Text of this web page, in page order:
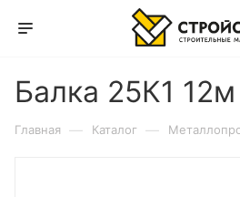
Балка 25К1
Главная — Каталог —